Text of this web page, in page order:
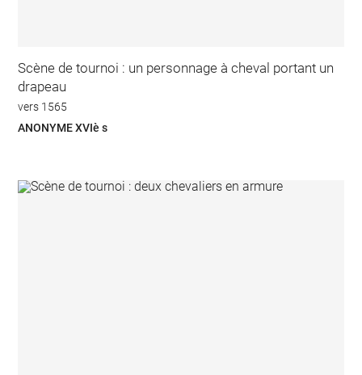
Scène de tournoi : un personnage à cheval portant un
drapeau
vers 1565
ANONYME XVIè s